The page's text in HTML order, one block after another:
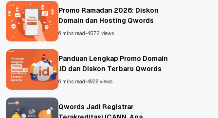
Promo Ramadan 2026: Diskon
Domain dan Hosting Qwords
6 mins read•4572 views
Panduan Lengkap Promo Domain
.ID dan Diskon Terbaru Qwords
6 mins read•4928 views
Qwords Jadi Registrar